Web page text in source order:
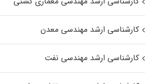
کارشناسی ارشد مهندسی معدن
کارشناسی ارشد مهندسی نفت